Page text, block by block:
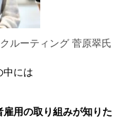
ルーティング 菅原翠氏
中には
雇用の取り組みが知りた